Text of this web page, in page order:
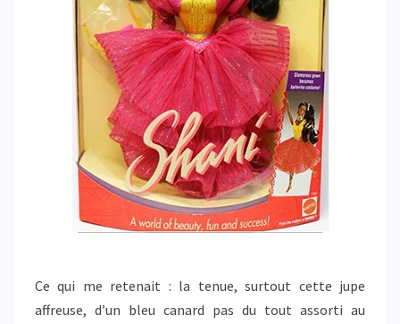
Ce qui me retenait : la tenue, surtout cette jupe
affreuse, d’un bleu canard pas du tout assorti au